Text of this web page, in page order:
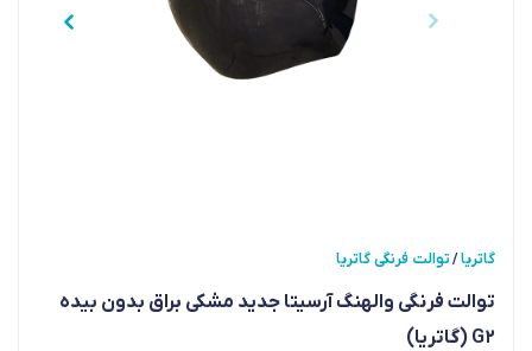
گاتریا/توالت فرنگی گاتریا
توالت فرنگی والهنگ آرسیتا جدید مشکی براق بدون بیده
G2 (گاتریا)